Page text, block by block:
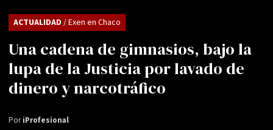
Una cadena de gimnasios, bajo la
lupa de la Justicia por lavado de
dinero y narcotráfico
ACTUALIDAD / Exen en Chaco
PoriProfesional